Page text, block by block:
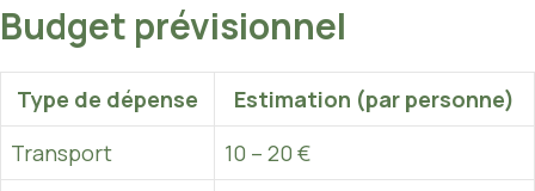
Budget prévisionnel
Type de dépense
Estimation (par personne)
Transport
10 – 20 €